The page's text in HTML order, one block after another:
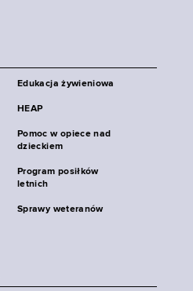
Edukacja żywieniowa
HEAP
Pomoc w opiece nad
dzieckiem
Program posiłków
letnich
Sprawy weteranów